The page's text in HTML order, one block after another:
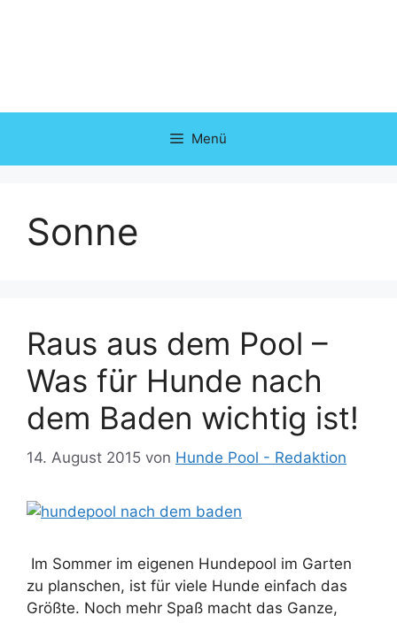
Menü
Sonne
Raus aus dem Pool –
Was für Hunde nach
dem Baden wichtig ist!
14. August 2015 von Hunde Pool - Redaktion
Im Sommer im eigenen Hundepool im Garten
zu planschen, ist für viele Hunde einfach das
Größte. Noch mehr Spaß macht das Ganze,